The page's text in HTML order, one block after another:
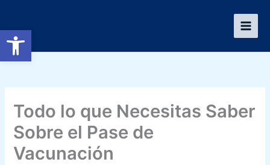
Abrir barra de herramientas
contenido
Todo lo que Necesitas Saber
Sobre el Pase de
Vacunación